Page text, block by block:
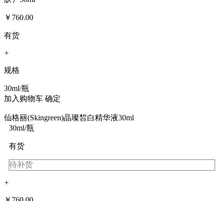
￥ 760.00
有货
+
规格
30ml/瓶
加入购物车 确定
仙格丽(Skingreen)晶璨皙白精华液30ml
30ml/瓶
有货
待补货
+